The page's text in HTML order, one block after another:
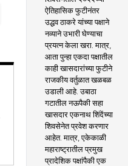
ऐतिहासिक फुटीनंतर
उद्धव ठाकरे यांच्या पक्षाने
नव्याने उभारी घेण्याचा
प्रयत्न केला खरा. मात्र,
आता पुन्हा एकदा पक्षातील
काही खासदारांच्या फुटीने
राजकीय वर्तुळात खळबळ
उडाली आहे. उबाठा
गटातील नऊपैकी सहा
खासदार एकनाथ शिंदेंच्या
शिवसेनेत प्रवेश करणार
आहेत. मात्र, एकेकाळी
महाराष्ट्रातील प्रमुख
प्रादेशिक पक्षांपैकी एक